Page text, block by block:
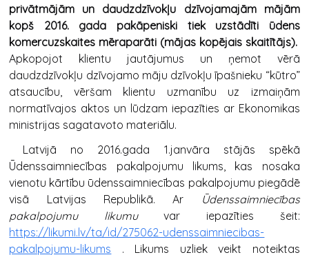
privātmājām un daudzdzīvokļu dzīvojamajām mājām
kopš 2016. gada pakāpeniski tiek uzstādīti ūdens
komercuzskaites mēraparāti (mājas kopējais skaitītājs).
Apkopojot klientu jautājumus un ņemot vērā
daudzdzīvokļu dzīvojamo māju dzīvokļu īpašnieku “kūtro”
atsaucību, vēršam klientu uzmanību uz izmaiņām
normatīvajos aktos un lūdzam iepazīties ar Ekonomikas
ministrijas sagatavoto materiālu.
Latvijā no 2016.gada 1.janvāra stājās spēkā
Ūdenssaimniecības pakalpojumu likums, kas nosaka
vienotu kārtību ūdenssaimniecības pakalpojumu piegādē
visā Latvijas Republikā. Ar
Ūdenssaimniecības
pakalpojumu likumuvar iepazīties šeit:
https://likumi.lv/ta/id/275062-udenssaimniecibas-
pakalpojumu-likums . Likums uzliek veikt noteiktas